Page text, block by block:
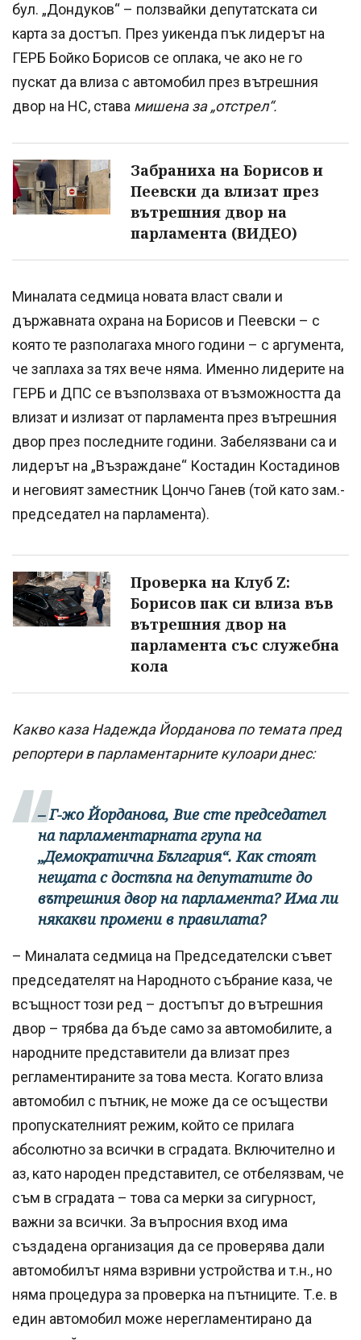
бул. „Дондуков“ – ползвайки депутатската си
карта за достъп. През уикенда пък лидерът на
ГЕРБ Бойко Борисов се оплака, че ако не го
пускат да влиза с автомобил през вътрешния
двор на НС, става мишена за „отстрел“.
Забраниха на Борисов и
Пеевски да влизат през
вътрешния двор на
парламента (ВИДЕО)
Миналата седмица новата власт свали и
държавната охрана на Борисов и Пеевски – с
която те разполагаха много години – с аргумента,
че заплаха за тях вече няма. Именно лидерите на
ГЕРБ и ДПС се възползваха от възможността да
влизат и излизат от парламента през вътрешния
двор през последните години. Забелязвани са и
лидерът на „Възраждане“ Костадин Костадинов
и неговият заместник Цончо Ганев (той като зам.-
председател на парламента).
Проверка на Клуб Z:
Борисов пак си влиза във
вътрешния двор на
парламента със служебна
кола
Какво каза Надежда Йорданова по темата пред
репортери в парламентарните кулоари днес:
– Г-жо Йорданова, Вие сте председател
на парламентарната група на
„Демократична България“. Как стоят
нещата с достъпа на депутатите до
вътрешния двор на парламента? Има ли
някакви промени в правилата?
– Миналата седмица на Председателски съвет
председателят на Народното събрание каза, че
всъщност този ред – достъпът до вътрешния
двор – трябва да бъде само за автомобилите, а
народните представители да влизат през
регламентираните за това места. Когато влиза
автомобил с пътник, не може да се осъществи
пропускателният режим, който се прилага
абсолютно за всички в сградата. Включително и
аз, като народен представител, се отбелязвам, че
съм в сградата – това са мерки за сигурност,
важни за всички. За въпросния вход има
създадена организация да се проверява дали
автомобилът няма взривни устройства и т.н., но
няма процедура за проверка на пътниците. Т.е. в
един автомобил може нерегламентирано да